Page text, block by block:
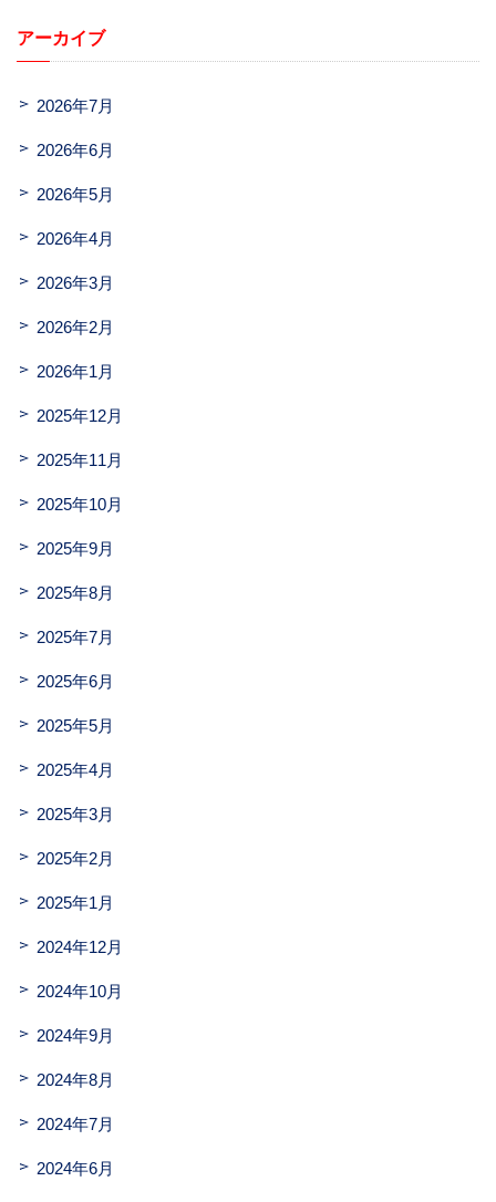
アーカイブ
2026年7月
2026年6月
2026年5月
2026年4月
2026年3月
2026年2月
2026年1月
2025年12月
2025年11月
2025年10月
2025年9月
2025年8月
2025年7月
2025年6月
2025年5月
2025年4月
2025年3月
2025年2月
2025年1月
2024年12月
2024年10月
2024年9月
2024年8月
2024年7月
2024年6月